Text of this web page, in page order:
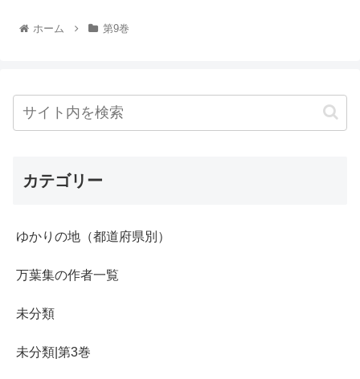
ホーム 第9巻
カテゴリー
ゆかりの地（都道府県別）
万葉集の作者一覧
未分類
未分類|第3巻